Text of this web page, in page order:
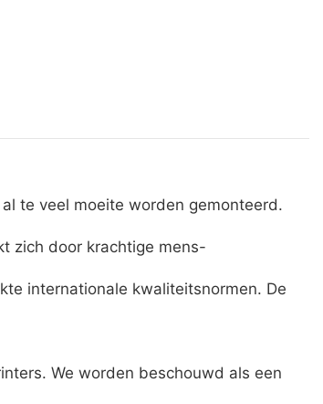
te veel moeite worden gemonteerd.
zich door krachtige mens-
internationale kwaliteitsnormen. De
We worden beschouwd als een